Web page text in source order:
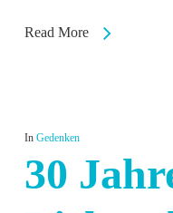
Read More
In Gedenken
30